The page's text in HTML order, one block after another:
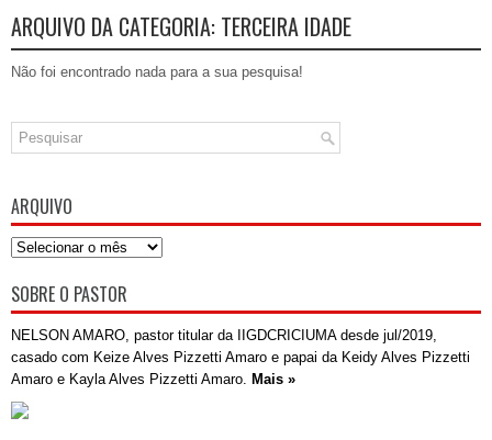
ARQUIVO DA CATEGORIA: TERCEIRA IDADE
Não foi encontrado nada para a sua pesquisa!
ARQUIVO
SOBRE O PASTOR
NELSON AMARO, pastor titular da IIGDCRICIUMA desde jul/2019,
casado com Keize Alves Pizzetti Amaro e papai da Keidy Alves Pizzetti
Amaro e Kayla Alves Pizzetti Amaro.
Mais »